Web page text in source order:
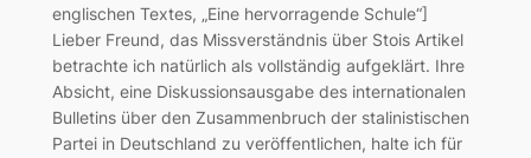
englischen Textes, „Eine hervorragende Schule“]
Lieber Freund, das Missverständnis über Stois Artikel
betrachte ich natürlich als vollständig aufgeklärt. Ihre
Absicht, eine Diskussionsausgabe des internationalen
Bulletins über den Zusammenbruch der stalinistischen
Partei in Deutschland zu veröffentlichen, halte ich für